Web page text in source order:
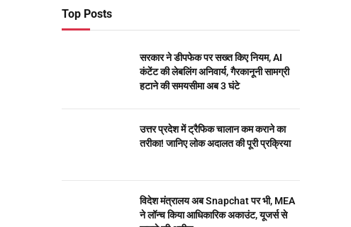
Top Posts
सरकार ने डीपफेक पर सख्त किए नियम, AI
कंटेंट की लेबलिंग अनिवार्य, गैरकानूनी सामग्री
हटाने की समयसीमा अब 3 घंटे
उत्तर प्रदेश में ट्रैफिक चालान कम कराने का
तरीका! जानिए लोक अदालत की पूरी प्रक्रिया
विदेश मंत्रालय अब Snapchat पर भी, MEA
ने लॉन्च किया आधिकारिक अकाउंट, यूजर्स से